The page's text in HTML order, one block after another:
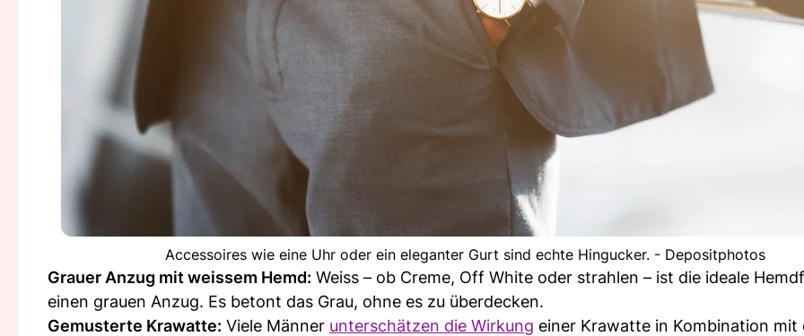
Accessoires wie eine Uhr oder ein eleganter Gurt sind echte Hingucker. - Depositphotos
Grauer Anzug mit weissem Hemd: Weiss – ob Creme, Off White oder strahlen – ist die ideale
einen grauen Anzug. Es betont das Grau, ohne es zu überdecken.
Gemusterte Krawatte: Viele Männer unterschätzen die Wirkung einer Krawatte in Kombination mit